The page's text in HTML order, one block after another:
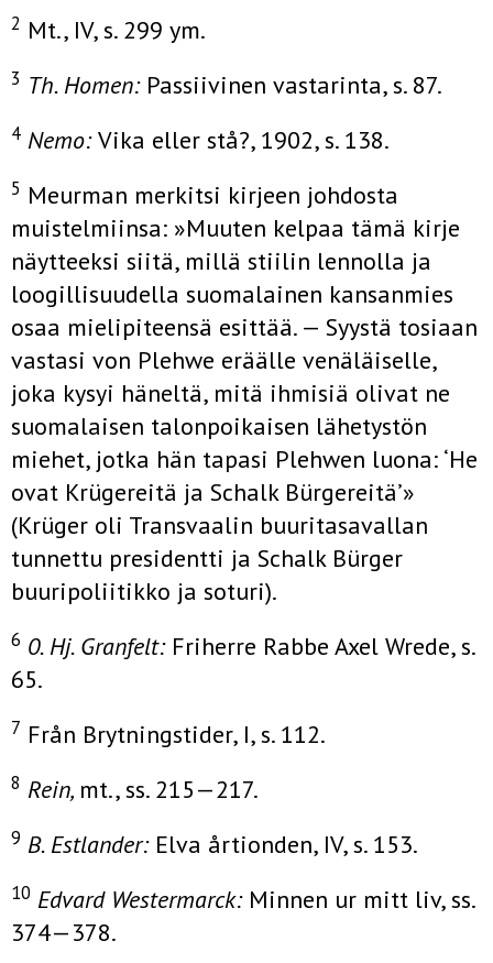
2 Mt., IV, s. 299 ym.
3 Th. Homen: Passiivinen vastarinta, s. 87.
4 Nemo:Vika eller stå?, 1902, s. 138.
5 Meurman merkitsi kirjeen johdosta
muistelmiinsa: »Muuten kelpaa tämä kirje
näytteeksi siitä, millä stiilin lennolla ja
loogillisuudella suomalainen kansanmies
osaa mielipiteensä esittää. — Syystä tosiaan
vastasi von Plehwe eräälle venäläiselle,
joka kysyi häneltä, mitä ihmisiä olivat ne
suomalaisen talonpoikaisen lähetystön
miehet, jotka hän tapasi Plehwen luona: ‘He
ovat Krügereitä ja Schalk Bürgereitä’»
(Krüger oli Transvaalin buuritasavallan
tunnettu presidentti ja Schalk Bürger
buuripoliitikko ja soturi).
6 0. Hj. Granfelt: Friherre Rabbe Axel Wrede, s.
65.
7 Från Brytningstider, I, s. 112.
8 Rein, mt., ss. 215—217.
9 B. Estlander: Elva årtionden, IV, s. 153.
10 Edvard Westermarck: Minnen ur mitt liv, ss.
374—378.